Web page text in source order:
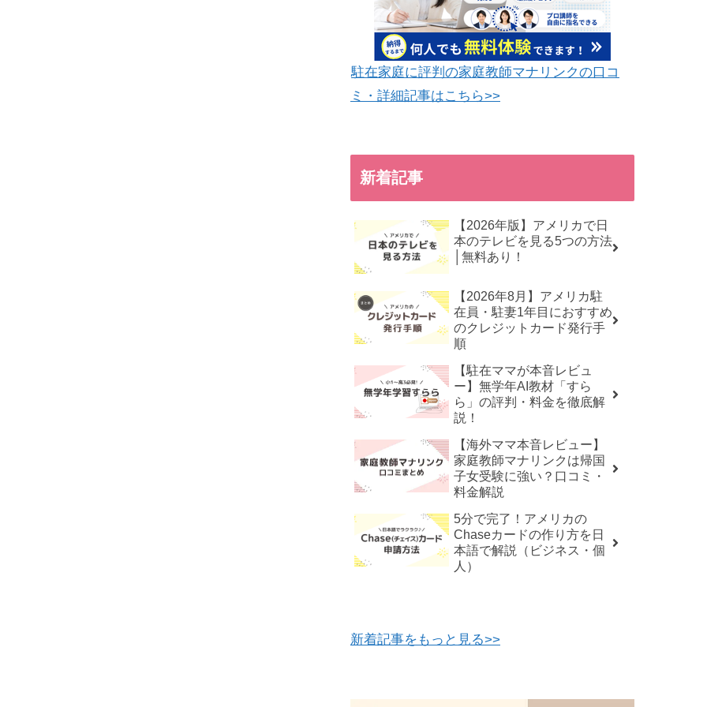
駐在家庭に評判の家庭教師マナリンクの口コ
ミ・詳細記事はこちら>>
新着記事
【2026年版】アメリカで日
本のテレビを見る5つの方法
│無料あり！
【2026年8月】アメリカ駐
在員・駐妻1年目におすすめ
のクレジットカード発行手
順
【駐在ママが本音レビュ
ー】無学年AI教材「すら
ら」の評判・料金を徹底解
説！
【海外ママ本音レビュー】
家庭教師マナリンクは帰国
子女受験に強い？口コミ・
料金解説
5分で完了！アメリカの
Chaseカードの作り方を日
本語で解説（ビジネス・個
人）
新着記事をもっと見る>>